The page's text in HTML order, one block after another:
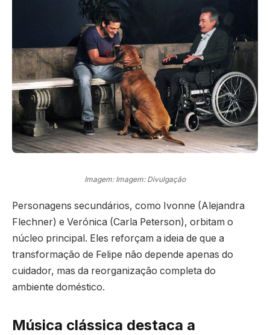
Imagem: Imagem: Divulgação
Personagens secundários, como Ivonne (Alejandra
Flechner) e Verónica (Carla Peterson), orbitam o
núcleo principal. Eles reforçam a ideia de que a
transformação de Felipe não depende apenas do
cuidador, mas da reorganização completa do
ambiente doméstico.
Música clássica destaca a